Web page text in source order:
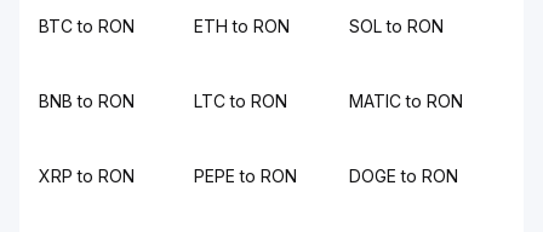
BTC to RON ETH to RON SOL to RON
BNB to RON LTC to RON MATIC to RON
XRP to RON PEPE to RON DOGE to RON